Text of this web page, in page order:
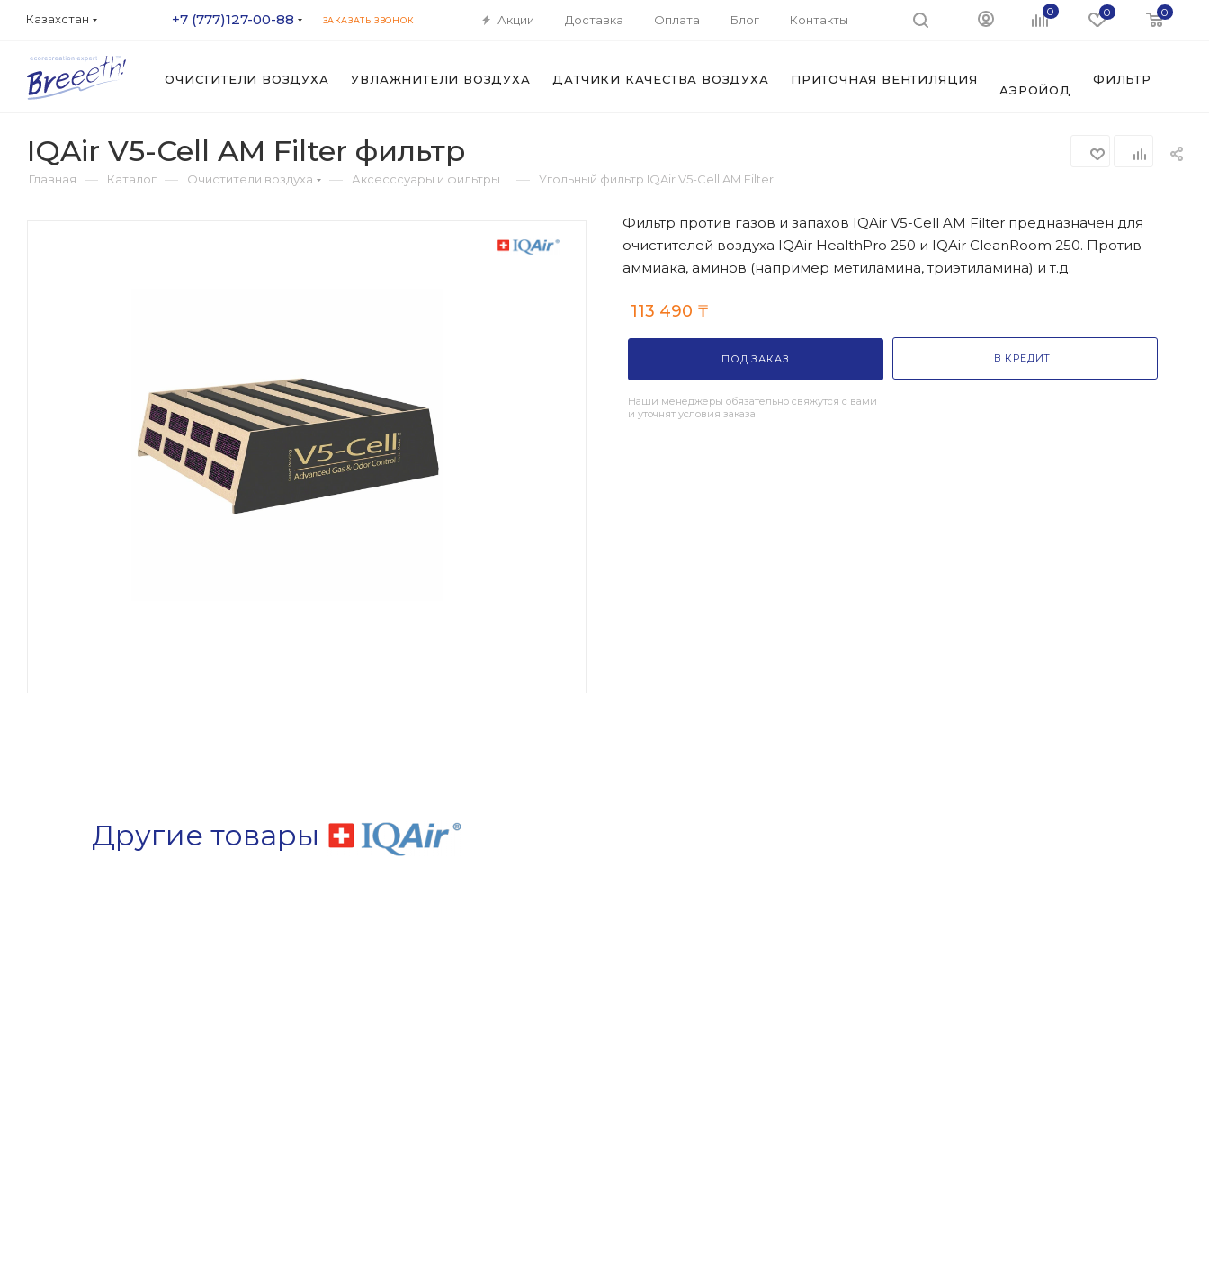
Казахстан +7 (777)127-00-88 ЗАКАЗАТЬ ЗВОНОК Акции Доставка Оплата Блог Контакты
0 0 0
ОЧИСТИТЕЛИ ВОЗДУХА УВЛАЖНИТЕЛИ ВОЗДУХА ДАТЧИКИ КАЧЕСТВА ВОЗДУХА ПРИТОЧНАЯ ВЕНТИЛЯЦИЯ
АЭРОЙОД
ФИЛЬТРЫ И
IQAir V5-Cell AM Filter фильтр
Главная — Каталог — Очистители воздуха — Аксесссуары и фильтры — Угольный фильтр IQAir V5-Cell AM Filter
Фильтр против газов и запахов IQAir V5-Cell AM Filter предназначен для
очистителей воздуха IQAir HealthPro 250 и IQAir CleanRoom 250. Против
аммиака, аминов (например метиламина, триэтиламина) и т.д.
113 490 ₸
ПОД ЗАКАЗ
Наши менеджеры обязательно свяжутся с вами
и уточнят условия заказа
В КРЕДИТ
Другие товары